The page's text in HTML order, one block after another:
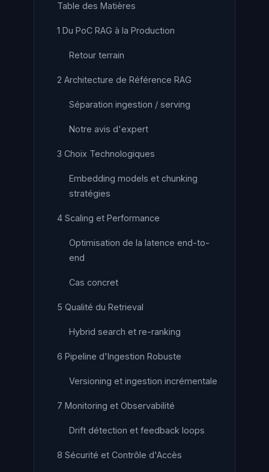
Table des Matières
1 Du PoC RAG à la Production
Retour terrain
2 Architecture de Référence RAG
Séparation ingestion / serving
Notre avis d'expert
3 Choix Technologiques
Embedding models et chunking
stratégies
4 Scaling et Performance
Optimisation de la latence end-to-
end
Cas concret
5 Qualité du Retrieval
Hybrid search et re-ranking
6 Pipeline d'Ingestion Robuste
Versioning et ingestion incrémentale
7 Monitoring et Observabilité
Drift détection et feedback loops
8 Sécurité et Contrôle d'Accès